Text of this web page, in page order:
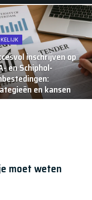
inschrijven op
en Schiphol-
en kansen
moet weten